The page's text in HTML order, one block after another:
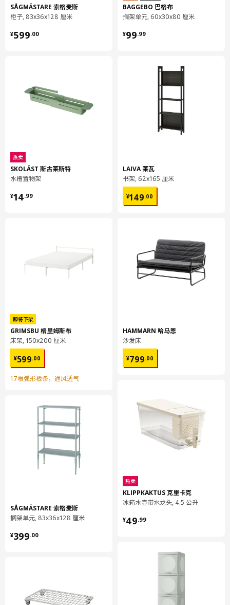
长度
89 厘米
净重
3.46 公斤
容量
6.8 公升
高度
长度
88 厘米
42.2 公升
902.711.48
高度
4 厘米
长度
77 厘米
净重
6.92 公斤
容量
36 厘米
UTRUSTA 乌斯塔
按推式水平门合叶
4 厘米
长度
SÅGMÄSTARE 索格麦斯
柜子, 83x36x128 厘米
¥599.00
¥ 599.00
热卖
SKOLÄST 斯古莱斯特
水槽置物架
¥14.99
¥ 14.99
即将下架
GRIMSBU 格里姆斯布
床架, 150x200 厘米
¥599.00
¥ 599.00
17根弧形板条，通风透气
SÅGMÄSTARE 索格麦斯
搁架单元, 83x36x128 厘米
¥399.00
¥ 399.00
BAGGEBO 巴格布
搁架单元, 60x30x80 厘米
¥99.99
¥ 99.99
LAIVA 莱瓦
书架, 62x165 厘米
¥149.00
¥ 149.00
HAMMARN 哈马恩
沙发床
¥799.00
¥ 799.00
热卖
KLIPPKAKTUS 克里卡克
冰箱水壶带水龙头, 4.5 公升
¥49.99
¥ 49.99